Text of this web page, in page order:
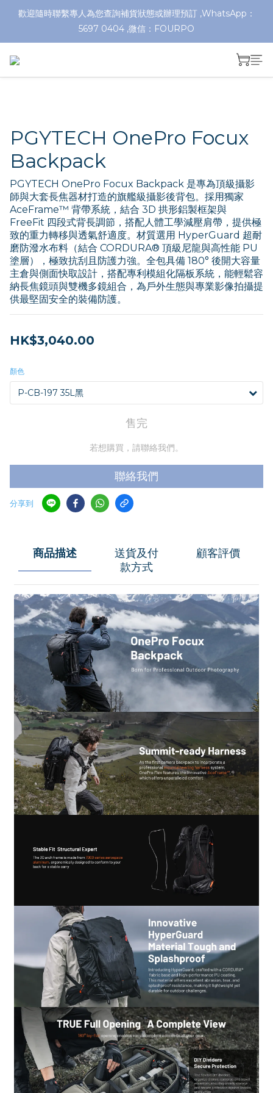
歡迎隨時聯繫專人為您查詢補貨狀態或辦理預訂 ,WhatsApp：
5697 0404 ,微信：FOURPO
PGYTECH OnePro Focux
Backpack
PGYTECH OnePro Focux Backpack 是專為頂級攝影
師與大套長焦器材打造的旗艦級攝影後背包。採用獨家
AceFrame™ 背帶系統，結合 3D 拱形鋁製框架與
FreeFit 四段式背長調節，搭配人體工學減壓肩帶，提供極
致的重力轉移與透氣舒適度。材質選用 HyperGuard 超耐
磨防潑水布料（結合 CORDURA® 頂級尼龍與高性能 PU
塗層），極致抗刮且防護力強。全包具備 180° 後開大容量
主倉與側面快取設計，搭配專利模組化隔板系統，能輕鬆容
納長焦鏡頭與雙機多鏡組合，為戶外生態與專業影像拍攝提
供最堅固安全的裝備防護。
HK$3,040.00
顏色
售完
若想購買，請聯絡我們。
聯絡我們
分享到
商品描述
送貨及付
款方式
顧客評價